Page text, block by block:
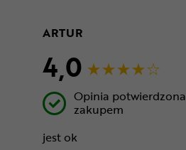
ARTUR
4,0
Opinia potwierdzona
zakupem
jest ok